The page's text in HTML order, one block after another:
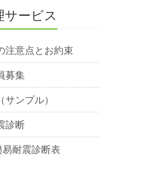
サービス
注意点とお約束
募集
ンプル）
診断
耐震診断表